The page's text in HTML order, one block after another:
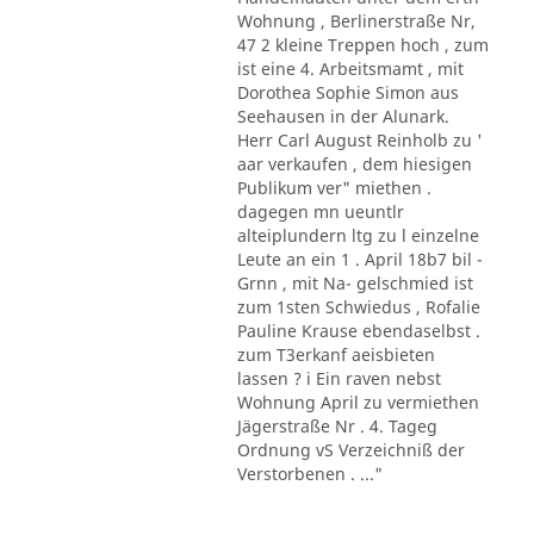
Wohnung , Berlinerstraße Nr,
47 2 kleine Treppen hoch , zum
ist eine 4. Arbeitsmamt , mit
Dorothea Sophie Simon aus
Seehausen in der Alunark.
Herr Carl August Reinholb zu '
aar verkaufen , dem hiesigen
Publikum ver" miethen .
dagegen mn ueuntlr
alteiplundern ltg zu l einzelne
Leute an ein 1 . April 18b7 bil -
Grnn , mit Na- gelschmied ist
zum 1sten Schwiedus , Rofalie
Pauline Krause ebendaselbst .
zum T3erkanf aeisbieten
lassen ? i Ein raven nebst
Wohnung April zu vermiethen
Jägerstraße Nr . 4. Tageg
Ordnung vS Verzeichniß der
Verstorbenen . ..."